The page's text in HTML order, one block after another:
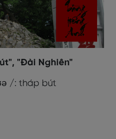
"Đài Nghiên"
/: tháp bút